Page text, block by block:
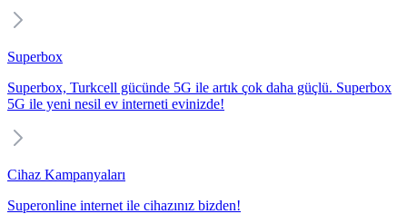
Superbox
Superbox, Turkcell gücünde 5G ile artık çok daha güçlü. Superbox
5G ile yeni nesil ev interneti evinizde!
Cihaz Kampanyaları
Superonline internet ile cihazınız bizden!